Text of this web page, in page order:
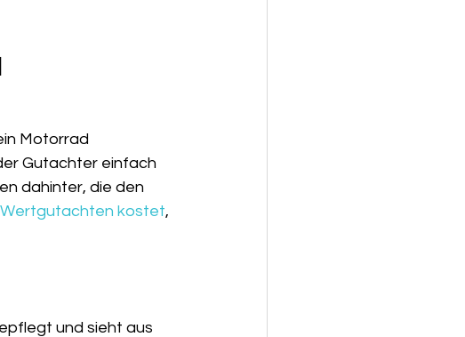
Motorrad
Gutachter einfach
dahinter, die den
kostet,
und sieht aus